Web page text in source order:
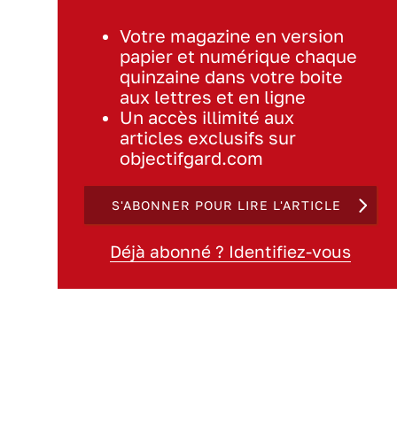
Votre magazine en version
papier et numérique chaque
quinzaine dans votre boite
aux lettres et en ligne
Un accès illimité aux
articles exclusifs sur
objectifgard.com
S'ABONNER POUR LIRE L'ARTICLE
Déjà abonné ? Identifiez-vous